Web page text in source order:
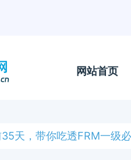
网站首页
天，带你吃透FRM一级